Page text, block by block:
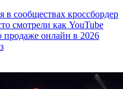
сообществах кроссбордер
смотрели как YouTube
продаже онлайн в 2026